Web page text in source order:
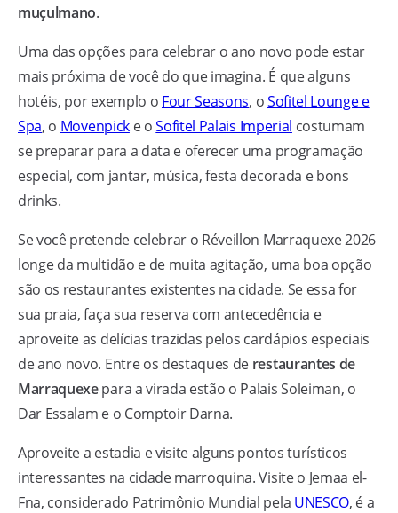
muçulmano.
Uma das opções para celebrar o ano novo pode estar
mais próxima de você do que imagina. É que alguns
hotéis, por exemplo o Four Seasons, oSofitel Lounge e
Spa, o Movenpicke oSofitel Palais Imperial costumam
se preparar para a data e oferecer uma programação
especial, com jantar, música, festa decorada e bons
drinks.
Se você pretende celebrar o Réveillon Marraquexe 2026
longe da multidão e de muita agitação, uma boa opção
são os restaurantes existentes na cidade. Se essa for
sua praia, faça sua reserva com antecedência e
aproveite as delícias trazidas pelos cardápios especiais
de ano novo. Entre os destaques de restaurantes de
Marraquexepara a virada estão o Palais Soleiman, o
Dar Essalam e o Comptoir Darna.
Aproveite a estadia e visite alguns pontos turísticos
interessantes na cidade marroquina. Visite o Jemaa el-
Fna, considerado Patrimônio Mundial pela UNESCO, é a